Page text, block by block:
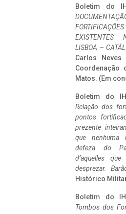
Boletim do
EXISTENTES
LISBOA –
Carlos
Coordenação
Matos. (Em
Boletim do
Relação dos
pontos
prezente
que nenhuma
defeza do
d’aquelles
desprezar.
Histórico
Boletim do
Tombos dos